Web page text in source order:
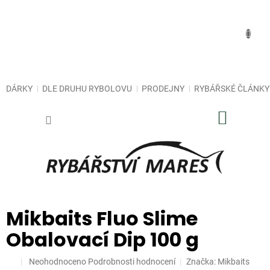
DÁRKY DLE DRUHU RYBOLOVU PRODEJNY RYBÁŘSKÉ ČLÁNKY
Mikbaits Fluo Slime
Obalovací Dip 100 g
Průměrné
Neohodnoceno Podrobnosti hodnocení Značka: Mikbaits